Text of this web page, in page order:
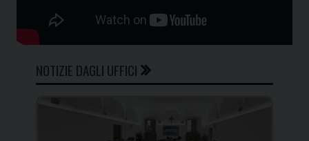
NOTIZIE DAGLI UFFICI